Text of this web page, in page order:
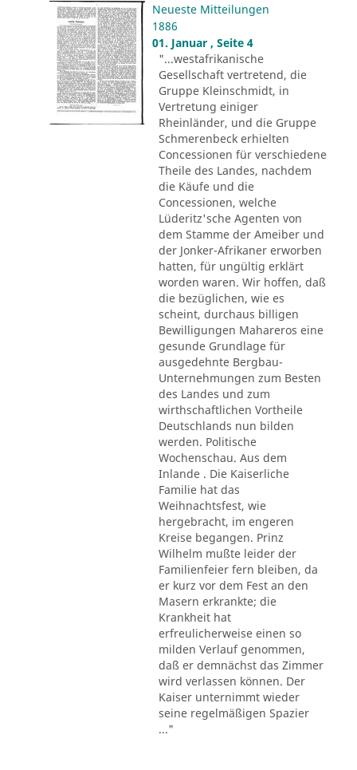
Neueste Mitteilungen
1886
01. Januar , Seite 4
"...westafrikanische
Gesellschaft vertretend, die
Gruppe Kleinschmidt, in
Vertretung einiger
Rheinländer, und die Gruppe
Schmerenbeck erhielten
Concessionen für verschiedene
Theile des Landes, nachdem
die Käufe und die
Concessionen, welche
Lüderitz'sche Agenten von
dem Stamme der Ameiber und
der Jonker-Afrikaner erworben
hatten, für ungültig erklärt
worden waren. Wir hoffen, daß
die bezüglichen, wie es
scheint, durchaus billigen
Bewilligungen Mahareros eine
gesunde Grundlage für
ausgedehnte Bergbau-
Unternehmungen zum Besten
des Landes und zum
wirthschaftlichen Vortheile
Deutschlands nun bilden
werden. Politische
Wochenschau. Aus dem
Inlande . Die Kaiserliche
Familie hat das
Weihnachtsfest, wie
hergebracht, im engeren
Kreise begangen. Prinz
Wilhelm mußte leider der
Familienfeier fern bleiben, da
er kurz vor dem Fest an den
Masern erkrankte; die
Krankheit hat
erfreulicherweise einen so
milden Verlauf genommen,
daß er demnächst das Zimmer
wird verlassen können. Der
Kaiser unternimmt wieder
seine regelmäßigen Spazier
..."